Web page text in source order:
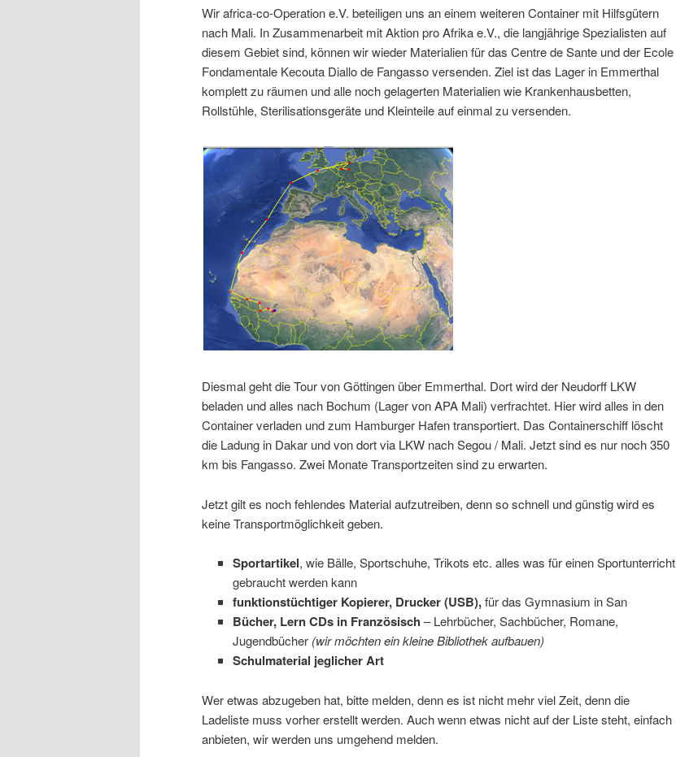
Wir africa-co-Operation e.V. beteiligen uns an einem weiteren Container mit Hilfsgütern
nach Mali. In Zusammenarbeit mit Aktion pro Afrika e.V., die langjährige Spezialisten auf
diesem Gebiet sind, können wir wieder Materialien für das Centre de Sante und der Ecole
Fondamentale Kecouta Diallo de Fangasso versenden. Ziel ist das Lager in Emmerthal
komplett zu räumen und alle noch gelagerten Materialien wie Krankenhausbetten,
Rollstühle, Sterilisationsgeräte und Kleinteile auf einmal zu versenden.
Diesmal geht die Tour von Göttingen über Emmerthal. Dort wird der Neudorff LKW
beladen und alles nach Bochum (Lager von APA Mali) verfrachtet. Hier wird alles in den
Container verladen und zum Hamburger Hafen transportiert. Das Containerschiff löscht
die Ladung in Dakar und von dort via LKW nach Segou / Mali. Jetzt sind es nur noch 350
km bis Fangasso. Zwei Monate Transportzeiten sind zu erwarten.
Jetzt gilt es noch fehlendes Material aufzutreiben, denn so schnell und günstig wird es
keine Transportmöglichkeit geben.
Sportartikel, wie Bälle, Sportschuhe, Trikots etc. alles was für einen Sportunterricht
gebraucht werden kann
funktionstüchtiger Kopierer, Drucker (USB),für das Gymnasium in San
Bücher, Lern CDs in Französisch – Lehrbücher, Sachbücher, Romane,
Jugendbücher (wir möchten ein kleine Bibliothek aufbauen)
Schulmaterial jeglicher Art
Wer etwas abzugeben hat, bitte melden, denn es ist nicht mehr viel Zeit, denn die
Ladeliste muss vorher erstellt werden. Auch wenn etwas nicht auf der Liste steht, einfach
anbieten, wir werden uns umgehend melden.